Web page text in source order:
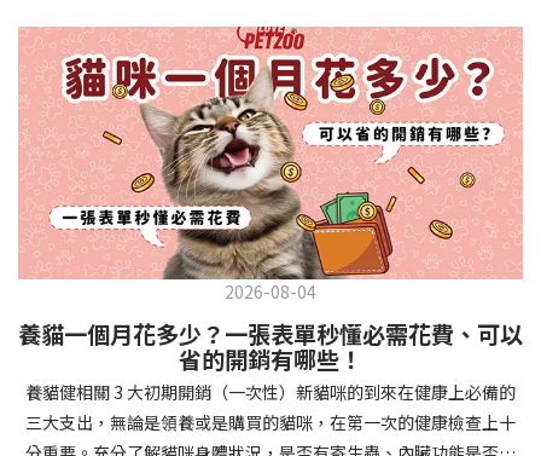
時立即獎勵。另外要處理的常見問題包括咬人、啃咬家具和亂叫。
每當出現不當行為，給予適當替代品（如咬玩具代替咬手），並在
幼犬選擇正確行為時獎勵，這比責罵更有效。社交化訓練 兩個月大
的幼犬正處於社會化黃金期，這階段的經驗將深刻影響未來性格。
安排幼犬接觸不同人類（包括兒童、戴眼鏡的人、使用拐杖的人
等）、各種動物、交通工具和環境聲音。起初保持在安全、受控的
情境中，逐漸增加複雜度。每次正面社交體驗後給予獎勵，建立幼
犬對新事物的積極態度。進階技巧強化 基礎訓練穩固後，可以進入
更複雜的技巧訓練。這包括遠距離控制、不同干擾下的指令遵從、
多步驟動作等。使用延遲獎勵技巧，讓幼犬學會即使沒有立即獎勵
也能保持良好行為。引入不同環境中的訓練，如公園、寵物店等，
幫助幼犬在各種情境下都能聽從指令。維持良好習慣 成功的訓練不
是一次性的，而是需要持續維護。即使幼犬已經掌握所有技能，也
要定期複習，防止行為退化。將訓練融入日常生活，如出門前的
下降，表示身體狀況不佳，應儘快就醫！📌 貓咪拉肚子判斷步驟5：
檢查是否需要帶去看獸醫 如果拉肚子 1~2 次但精神好、食慾正常，
可以先觀察，如果腹瀉超過 48 小時或水狀腹瀉 + 嗜睡、食慾下降、
嘔吐 應立即就醫。 透過這 5 個步驟，你可以快速判斷貓咪拉肚子的
原因與嚴重程度，確保毛孩的腸胃健康！如果不確定情況，還是建
議讓獸醫檢查，才能安心哦！🐾💖4種高風險群貓咪拉肚子要小心高
風險貓咪包含：幼貓、老貓、懷孕貓、有慢性疾病貓，這些貓咪在
身體狀況出現警訊時要特別注意，如拉肚子次數超過2次以上，就建
議直接尋求獸醫協助。2要訣判斷貓咪拉肚子要不要看醫生 高風險貓
的貓咪，如拉肚子超過2-3天，建議直接尋求獸醫師協助。並記得提
供觀察紀錄給予獸醫師進行專業判斷。貓咪拉肚子但精神很好？如
果飼主有發現貓咪拉肚子的情形，但貓咪的精神很好。有可能與飲
食方便相關，回想是否進食新的食物，或是正進行飼料更換的過
兩全其美！貓咪掉毛原因1. 皮膚問題貓咪皮膚問題是造成掉毛的常
見兇手！皮膚發炎、感染或是長期搔癢，都會讓貓咪的毛髮失去健
康光澤並大量脫落。常見的皮膚問題包括皮膚黴菌、細菌感染、疥
癬蟲等寄生蟲，甚至是皮膚過度乾燥。如果發現貓咪皮膚有紅腫、
結痂、脫屑或異常氣味，同時伴隨掉毛，建議盡快帶牠看獸醫哦！
貓咪掉毛原因2. 過敏誰說只有人類會過敏？貓咪也會！貓咪可能對
環境中的塵蟎、花粉、清潔劑，甚至是食物中的某些成分產生過敏
反應。過敏症狀不只是打噴嚏、流眼淚，還會引起皮膚搔癢和掉毛
問題。特別是食物過敏，更是常被忽略的掉毛元兇！如果貓咪經常
抓癢或舔舐特定部位，同時伴隨掉毛，很可能是過敏在作怪呢！貓
咪掉毛原因3. 營養不足貓咪的毛髮健康與營養息息相關！當貓咪飲
食中缺乏必要的蛋白質、脂肪酸（尤其是Omega-3和Omega-
6）、維生素或礦物質時，毛髮就會變得乾燥、脆弱，容易斷裂脫
落。長期餵食低品質或不均衡的貓糧，可能使貓咪營養不良，進而
2026-08-04
養貓一個月花多少？一張表單秒懂必需花費、可以
省的開銷有哪些！
養貓健相關 3 大初期開銷（一次性）新貓咪的到來在健康上必備的
三大支出，無論是領養或是購買的貓咪，在第一次的健康檢查上十